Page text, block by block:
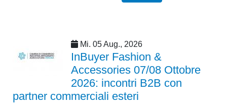
Mi. 05 Aug., 2026
InBuyer Fashion &
Accessories 07/08 Ottobre
2026: incontri B2B con
partner commerciali esteri